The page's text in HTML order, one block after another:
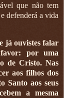
que não tem
defenderá a vida
já ouvistes falar
por uma
de Cristo. Nas
aos filhos dos
Santo aos seus
a mesma